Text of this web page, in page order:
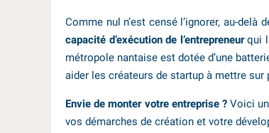
Comme nul n’est censé l’ignorer, au-delà
capacité d’exécution de l’entrepreneurqui
métropole nantaise est dotée d’une
aider les créateurs de startup à mettre
Envie de monter votre entreprise ? Voici
vos démarches de création et votre